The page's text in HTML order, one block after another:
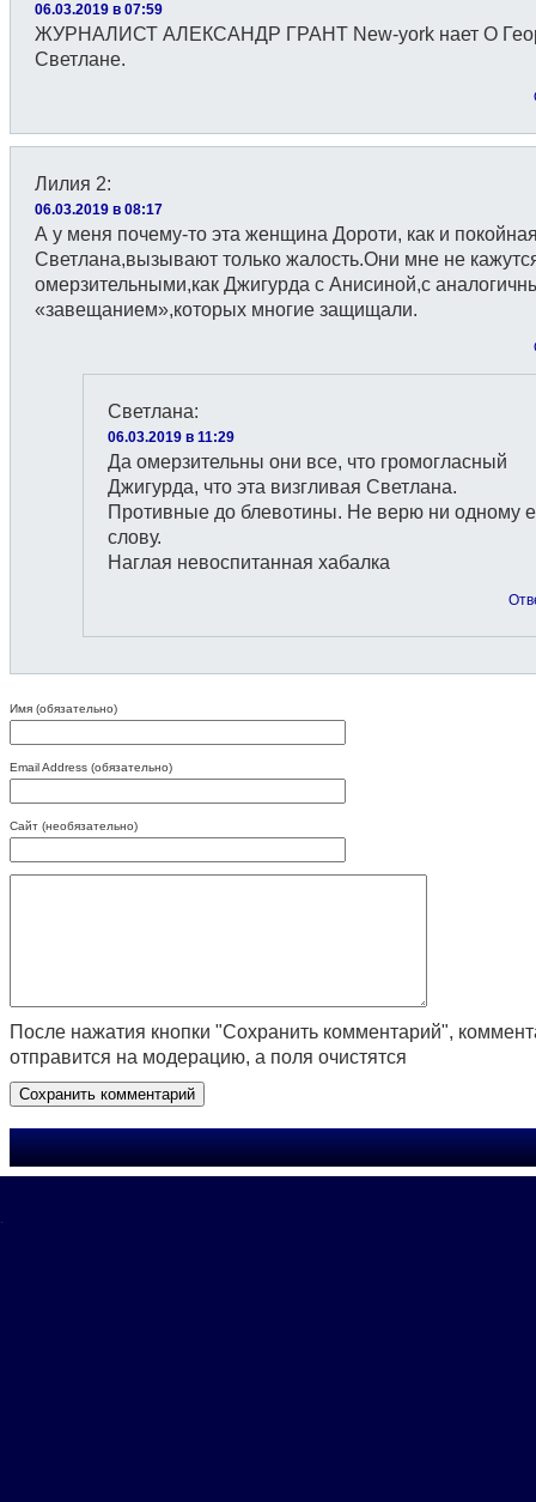
06.03.2019 в 07:59
ЖУРНАЛИСТ АЛЕКСАНДР ГРАНТ New-york нает О
Светлане.
Лилия 2:
06.03.2019 в 08:17
А у меня почему-то эта женщина Дороти, как и
Светлана,вызывают только жалость.Они мне не
омерзительными,как Джигурда с Анисиной,с
«завещанием»,которых многие защищали.
Светлана:
06.03.2019 в 11:29
Да омерзительны они все, что громогласный
Джигурда, что эта визгливая Светлана.
Противные до блевотины. Не верю ни одному
слову.
Наглая невоспитанная хабалка
Имя (обязательно)
Email Address (обязательно)
Сайт (необязательно)
После нажатия кнопки "Сохранить комментарий",
отправится на модерацию, а поля очистятся
.